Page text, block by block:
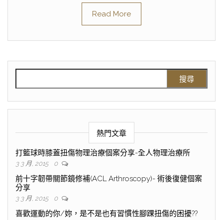
Read More
熱門文章
打籃球時膝蓋扭傷物理治療個案分享-全人物理治療所
3 3 月, 2015 0
前十字韌帶關節鏡修補(ACL Arthroscopy)- 術後復健個案
分享
3 3 月, 2015 0
喜歡運動的你/妳，是不是也有習慣性腳踝扭傷的困擾??